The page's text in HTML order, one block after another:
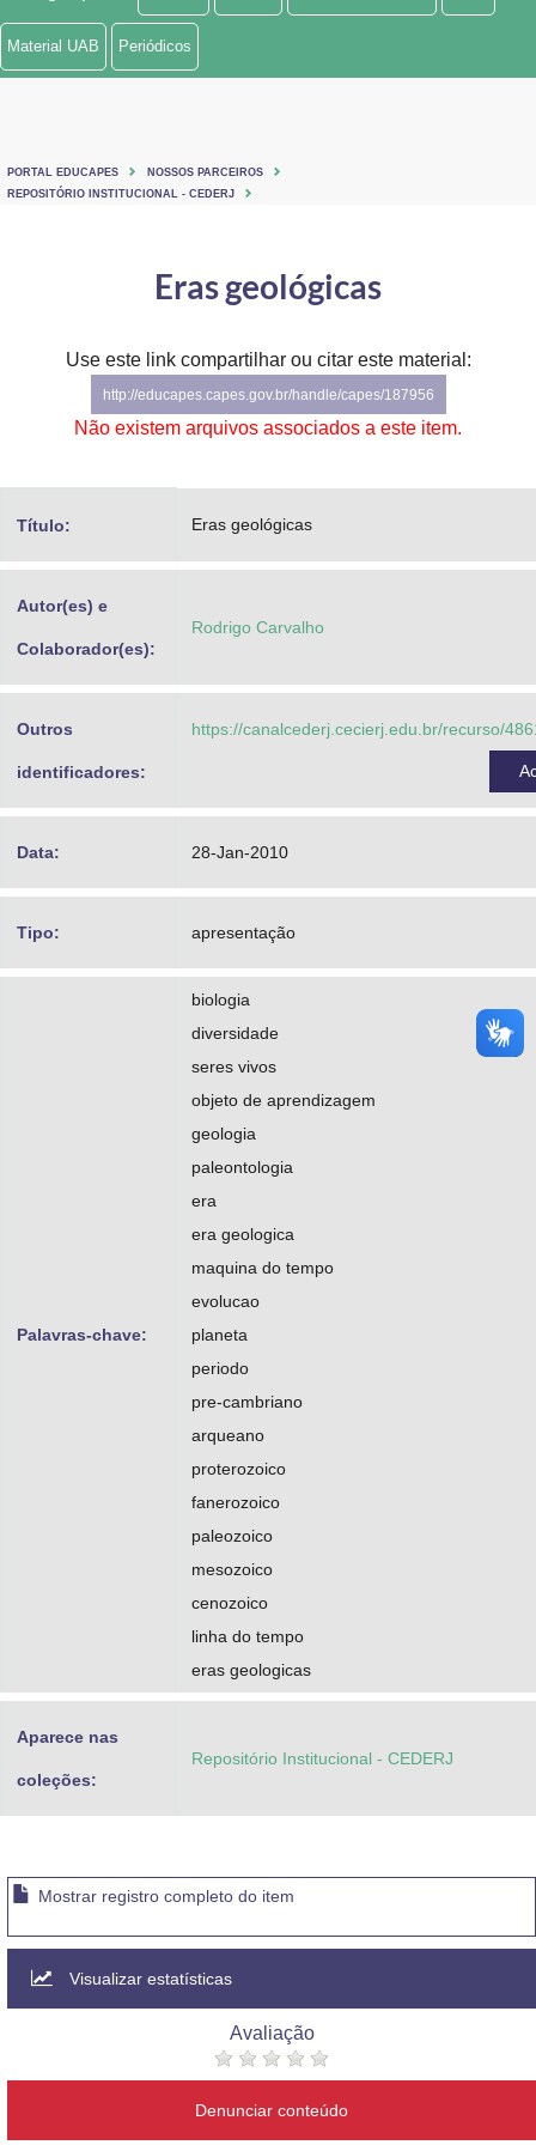
Ministério de Minas e Energia
Ministério do Turismo
Controladoria-Geral da União
Advocacia-Geral da União
Banco Central do Brasil
Material UAB Periódicos
PORTAL EDUCAPES
NOSSOS PARCEIROS
REPOSITÓRIO INSTITUCIONAL - CEDERJ
Eras geológicas
Use este link compartilhar ou citar este material:
http://educapes.capes.gov.br/handle/capes/187956
Não existem arquivos associados a este item.
Título: Eras geológicas
Autor(es) e
Colaborador(es):
Rodrigo Carvalho
Outros
identificadores:
https://canalcederj.cecierj.edu.br/recurso/
Data: 28-Jan-2010
Tipo: apresentação
Palavras-chave:
biologia
diversidade
seres vivos
objeto de aprendizagem
geologia
paleontologia
era
era geologica
maquina do tempo
evolucao
planeta
periodo
pre-cambriano
arqueano
proterozoico
fanerozoico
paleozoico
mesozoico
cenozoico
linha do tempo
eras geologicas
Aparece nas
coleções:
Repositório Institucional - CEDERJ
Mostrar registro completo do item
Visualizar estatísticas
Avaliação
Denunciar conteúdo